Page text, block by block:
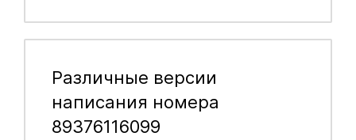
Различные версии
написания номера
89376116099